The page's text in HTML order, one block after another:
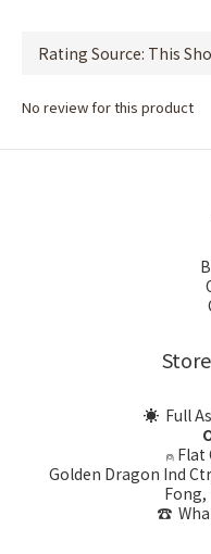
No review for this product
☀ Full
⍝ Flat
Golden Dragon Ind
Fong,
☎